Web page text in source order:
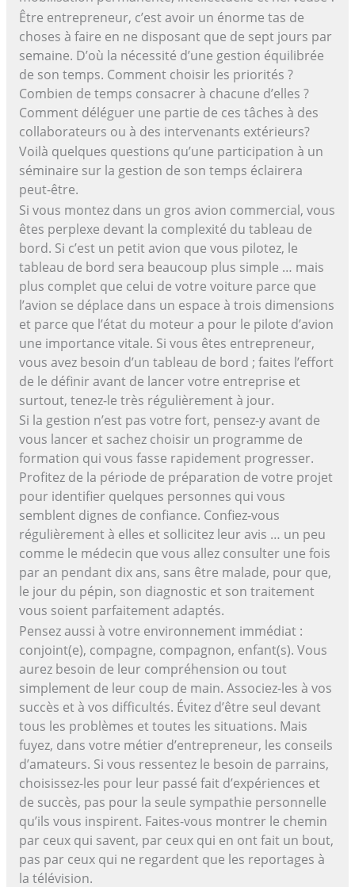
Être entrepreneur, c’est avoir un énorme tas de
choses à faire en ne disposant que de sept jours par
semaine. D’où la nécessité d’une gestion équilibrée
de son temps. Comment choisir les priorités ?
Combien de temps consacrer à chacune d’elles ?
Comment déléguer une partie de ces tâches à des
collaborateurs ou à des intervenants extérieurs?
Voilà quelques questions qu’une participation à un
séminaire sur la gestion de son temps éclairera
peut-être.
Si vous montez dans un gros avion commercial, vous
êtes perplexe devant la complexité du tableau de
bord. Si c’est un petit avion que vous pilotez, le
tableau de bord sera beaucoup plus simple … mais
plus complet que celui de votre voiture parce que
l’avion se déplace dans un espace à trois dimensions
et parce que l’état du moteur a pour le pilote d’avion
une importance vitale. Si vous êtes entrepreneur,
vous avez besoin d’un tableau de bord ; faites l’effort
de le définir avant de lancer votre entreprise et
surtout, tenez-le très régulièrement à jour.
Si la gestion n’est pas votre fort, pensez-y avant de
vous lancer et sachez choisir un programme de
formation qui vous fasse rapidement progresser.
Profitez de la période de préparation de votre projet
pour identifier quelques personnes qui vous
semblent dignes de confiance. Confiez-vous
régulièrement à elles et sollicitez leur avis … un peu
comme le médecin que vous allez consulter une fois
par an pendant dix ans, sans être malade, pour que,
le jour du pépin, son diagnostic et son traitement
vous soient parfaitement adaptés.
Pensez aussi à votre environnement immédiat :
conjoint(e), compagne, compagnon, enfant(s). Vous
aurez besoin de leur compréhension ou tout
simplement de leur coup de main. Associez-les à vos
succès et à vos difficultés. Évitez d’être seul devant
tous les problèmes et toutes les situations. Mais
fuyez, dans votre métier d’entrepreneur, les conseils
d’amateurs. Si vous ressentez le besoin de parrains,
choisissez-les pour leur passé fait d’expériences et
de succès, pas pour la seule sympathie personnelle
qu’ils vous inspirent. Faites-vous montrer le chemin
par ceux qui savent, par ceux qui en ont fait un bout,
pas par ceux qui ne regardent que les reportages à
la télévision.